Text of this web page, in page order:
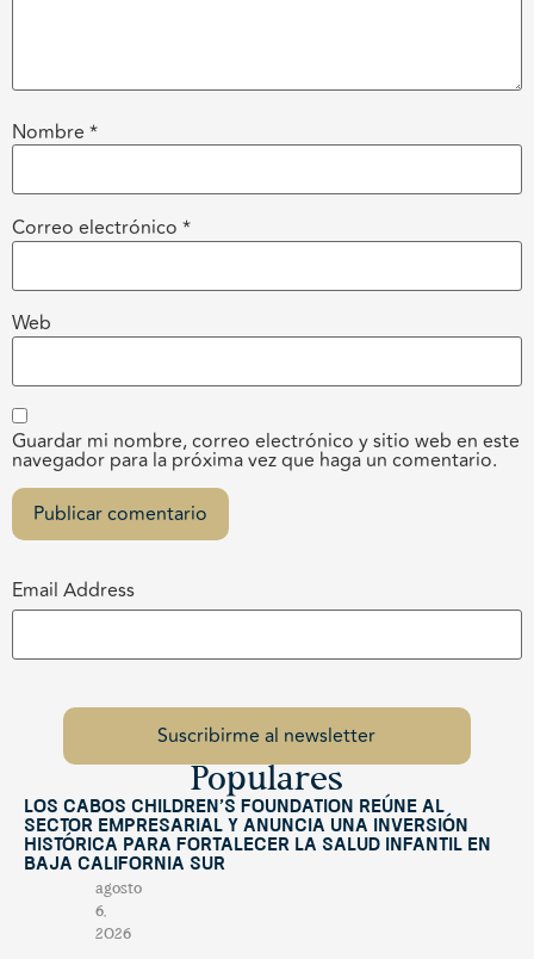
Nombre *
Correo electrónico *
Web
Guardar mi nombre, correo electrónico y sitio web en este
navegador para la próxima vez que haga un comentario.
Email Address
Populares
Los Cabos Children’s Foundation reúne al
sector empresarial y anuncia una inversión
histórica para fortalecer la salud infantil en
Baja California Sur
agosto
6,
2026